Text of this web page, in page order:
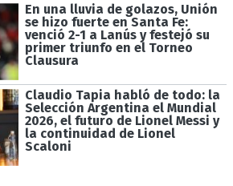
En una lluvia de golazos, Unión
se hizo fuerte en Santa Fe:
venció 2-1 a Lanús y festejó su
primer triunfo en el Torneo
Clausura
Claudio Tapia habló de todo: la
Selección Argentina el Mundial
2026, el futuro de Lionel Messi y
la continuidad de Lionel
Scaloni